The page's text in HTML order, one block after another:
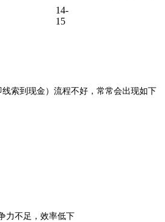
14-
15
线索到现金）流程不好，常常会出现如下
力不足，效率低下